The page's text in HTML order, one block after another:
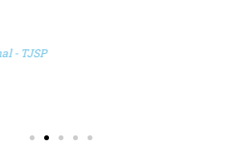
- TJSP